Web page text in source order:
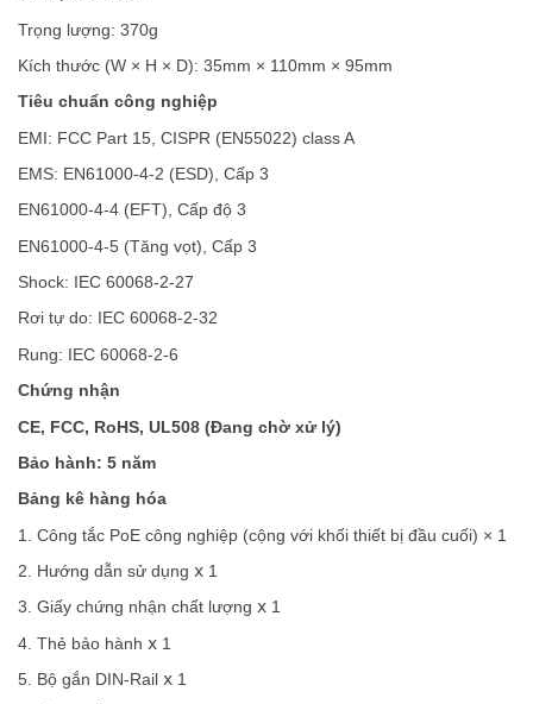
Trọng lượng: 370g
Kích thước (W × H × D): 35mm × 110mm × 95mm
Tiêu chuẩn công nghiệp
EMI: FCC Part 15, CISPR (EN55022) class A
EMS: EN61000-4-2 (ESD), Cấp 3
EN61000-4-4 (EFT), Cấp độ 3
EN61000-4-5 (Tăng vọt), Cấp 3
Shock: IEC 60068-2-27
Rơi tự do: IEC 60068-2-32
Rung: IEC 60068-2-6
Chứng nhận
CE, FCC, RoHS, UL508 (Đang chờ xử lý)
Bảo hành: 5 năm
Bảng kê hàng hóa
1. Công tắc PoE công nghiệp (cộng với khối thiết bị đầu cuối) × 1
2. Hướng dẫn sử dụng ⅹ 1
3. Giấy chứng nhận chất lượng ⅹ 1
4. Thẻ bảo hành ⅹ 1
5. Bộ gắn DIN-Rail ⅹ 1